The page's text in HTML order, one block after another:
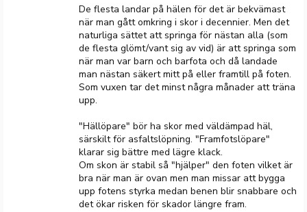
De flesta landar på hälen för det är bekvämast
när man gått omkring i skor i decennier. Men det
naturliga sättet att springa för nästan alla (som
de flesta glömt/vant sig av vid) är att springa som
när man var barn och barfota och då landade
man nästan säkert mitt på eller framtill på foten.
Som vuxen tar det minst några månader att träna
upp.
"Hällöpare" bör ha skor med väldämpad häl,
särskilt för asfaltslöpning. "Framfotslöpare"
klarar sig bättre med lägre klack.
Om skon är stabil så "hjälper" den foten vilket är
bra när man är ovan men man missar att bygga
upp fotens styrka medan benen blir snabbare och
det ökar risken för skador längre fram.